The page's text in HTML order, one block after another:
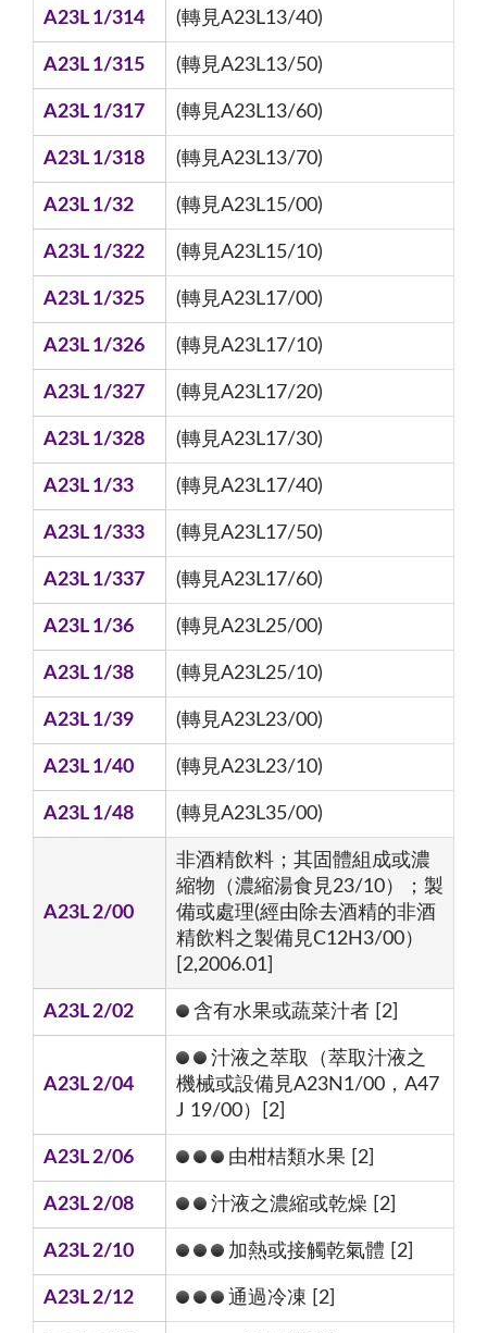
A23L 1/314 (轉見A23L13/40)
A23L 1/315 (轉見A23L13/50)
A23L 1/317 (轉見A23L13/60)
A23L 1/318 (轉見A23L13/70)
A23L 1/32 (轉見A23L15/00)
A23L 1/322 (轉見A23L15/10)
A23L 1/325 (轉見A23L17/00)
A23L 1/326 (轉見A23L17/10)
A23L 1/327 (轉見A23L17/20)
A23L 1/328 (轉見A23L17/30)
A23L 1/33 (轉見A23L17/40)
A23L 1/333 (轉見A23L17/50)
A23L 1/337 (轉見A23L17/60)
A23L 1/36 (轉見A23L25/00)
A23L 1/38 (轉見A23L25/10)
A23L 1/39 (轉見A23L23/00)
A23L 1/40 (轉見A23L23/10)
A23L 1/48 (轉見A23L35/00)
A23L 2/00
非酒精飲料；其固體組成或濃
縮物（濃縮湯食見23/10）；製
備或處理(經由除去酒精的非酒
精飲料之製備見C12H3/00）
[2,2006.01]
A23L 2/02 含有水果或蔬菜汁者 [2]
A23L 2/04
汁液之萃取（萃取汁液之
機械或設備見A23N1/00，A47
J 19/00）[2]
A23L 2/06 由柑桔類水果 [2]
A23L 2/08 汁液之濃縮或乾燥 [2]
A23L 2/10 加熱或接觸乾氣體 [2]
A23L 2/12 通過冷凍 [2]